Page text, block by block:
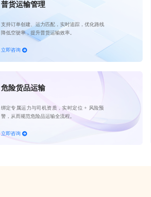
普货运输管理
支持订单创建、运力匹配，实时追踪，优化路线
降低空驶率，提升普货运输效率。
立即咨询
危险货品运输
绑定专属运力与司机资质，实时定位 + 风险预
警，从而规范危险品运输全流程。
立即咨询